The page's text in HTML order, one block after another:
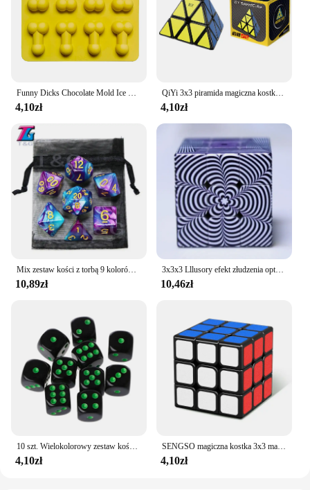
Funny Dicks Chocolate Mold Ice Cube Tray Adult Party Genitals Dessert Sexy Penis Chest Silicone Cake Mold Baking Cake Tools
4,10zł
QiYi 3x3 piramida magiczna kostka QiMing szybkość zawodowa Puzzle Cubo Magico zabawki edukacyjne prezenty na urodziny, boże narodzenie dla dzieci
4,10zł
Mix zestaw kości z torbą 9 kolorów DND RPG przenośne zabawki dla dorosłych dzieci plastikowe kostki TRPG D4 D6 D8 D10 D12 D20
10,89zł
3x3x3 Lllusory efekt złudzenia optycznego magiczna kostka 3 × 3 szybkość zawodowa Puzzle dla dzieci zabawki typu Fidget prezent
10,46zł
10 szt. Wielokolorowy zestaw kości kostka z akrylu 15mm sześć stron zabawka do gier przenośny stół
4,10zł
SENGSO magiczna kostka 3x3 matowa tekstura naklejka magiczna kostka zabawki edukacyjne Puzzle dla dzieci zabawki przeznaczone do kostek konkurencji
4,10zł